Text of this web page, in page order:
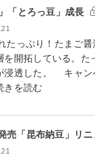
「とろっ豆」成長
っぷり！たまご醤
開拓している。た
浸透した。 キャン
きを読む
「昆布納豆」リニ